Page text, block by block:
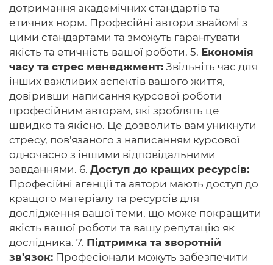
дотримання академічних стандартів та
етичних норм. Професійні автори знайомі з
цими стандартами та зможуть гарантувати
якість та етичність вашої роботи. 5. Економія
часу та стрес менеджмент: Звільніть час для
інших важливих аспектів вашого життя,
довіривши написання курсової роботи
професійним авторам, які зроблять це
швидко та якісно. Це дозволить вам уникнути
стресу, пов'язаного з написанням курсової
одночасно з іншими відповідальними
завданнями. 6. Доступ до кращих ресурсів:
Професійні агенції та автори мають доступ до
кращого матеріалу та ресурсів для
дослідження вашої теми, що може покращити
якість вашої роботи та вашу репутацію як
дослідника. 7. Підтримка та зворотній
зв'язок: Професіонали можуть забезпечити